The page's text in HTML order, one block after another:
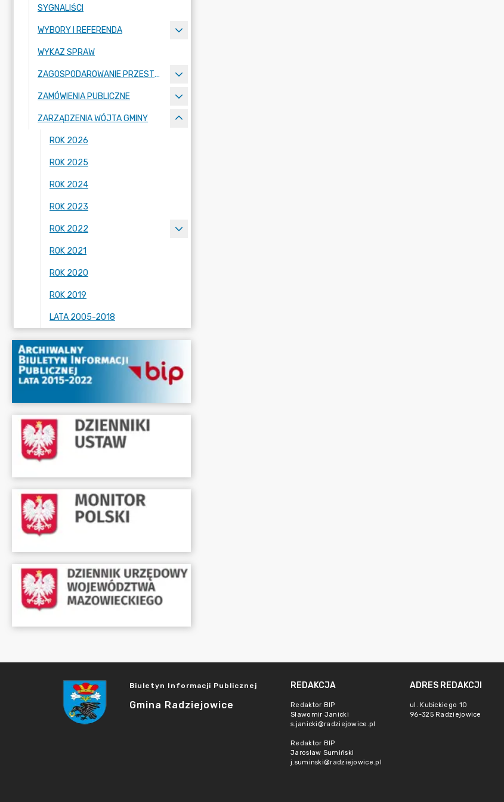
SYGNALIŚCI
WYBORY I REFERENDA
WYKAZ SPRAW
ZAGOSPODAROWANIE PRZESTRZENNE
ZAMÓWIENIA PUBLICZNE
ZARZĄDZENIA WÓJTA GMINY
ROK 2026
ROK 2025
ROK 2024
ROK 2023
ROK 2022
ROK 2021
ROK 2020
ROK 2019
LATA 2005-2018
Biuletyn Informacji Publicznej
Gmina Radziejowice
REDAKCJA
Redaktor BIP
Sławomir Janicki
s.janicki@radziejowice.pl
Redaktor BIP
Jarosław Sumiński
j.suminski@radziejowice.pl
ADRES REDAKCJI
ul. Kubickiego 10
96-325 Radziejowice